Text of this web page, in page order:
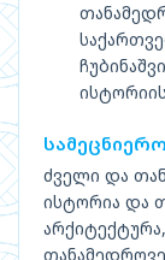
ძველი და
ისტორია და